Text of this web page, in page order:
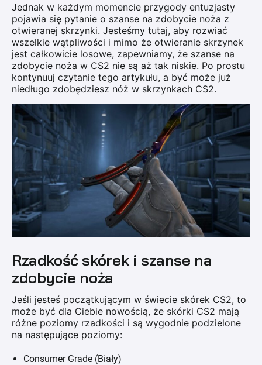
Jednak w każdym momencie przygody entuzjasty
pojawia się pytanie o szanse na zdobycie noża z
otwieranej skrzynki. Jesteśmy tutaj, aby rozwiać
wszelkie wątpliwości i mimo że otwieranie skrzynek
jest całkowicie losowe, zapewniamy, że szanse na
zdobycie noża w CS2 nie są aż tak niskie. Po prostu
kontynuuj czytanie tego artykułu, a być może już
niedługo zdobędziesz nóż w skrzynkach CS2.
Rzadkość skórek i szanse na
zdobycie noża
Jeśli jesteś początkującym w świecie skórek CS2, to
może być dla Ciebie nowością, że skórki CS2 mają
różne poziomy rzadkości i są wygodnie podzielone
na następujące poziomy:
Consumer Grade (Biały)